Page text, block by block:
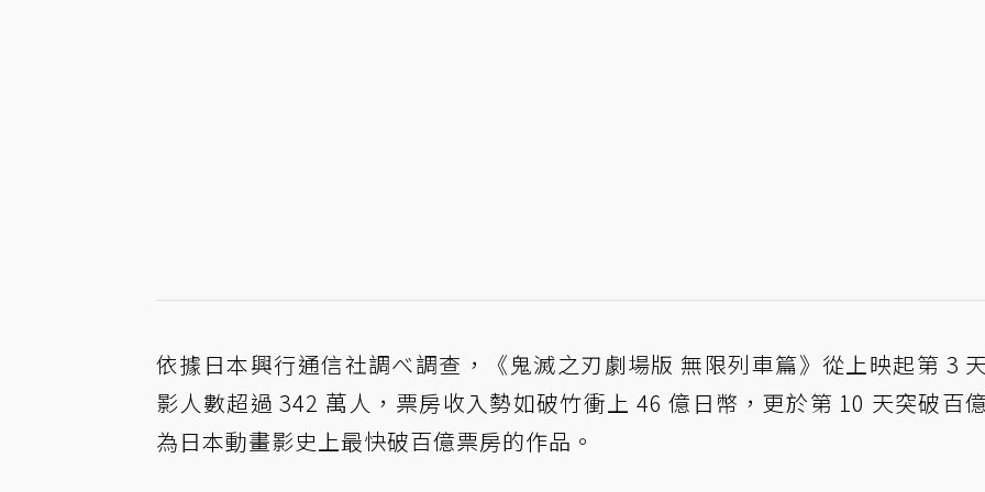
依據日本興行通信社調べ調查，《鬼滅之刃劇場版 無限列車篇》從上映起第 3
影人數超過 342 萬人，票房收入勢如破竹衝上 46 億日幣，更於第 10 天突破百
為日本動畫影史上最快破百億票房的作品。